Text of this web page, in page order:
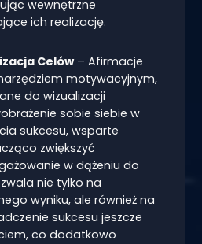
wewnętrzne
ich realizację.
Celów– Afirmacje
motywacyjnym,
do wizualizacji
sobie siebie w
sukcesu, wsparte
zwiększyć
w dążeniu do
nie tylko na
wyniku, ale również na
sukcesu jeszcze
co dodatkowo